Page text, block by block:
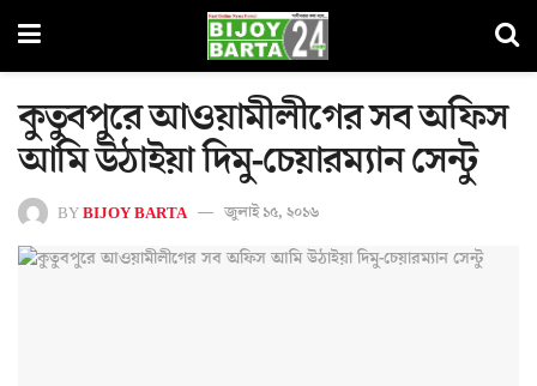
কুতুবপুরে আওয়ামীলীগের সব অফিস
আমি উঠাইয়া দিমু-চেয়ারম্যান সেন্টু
BYBIJOY BARTA জুলাই ১৫, ২০১৬